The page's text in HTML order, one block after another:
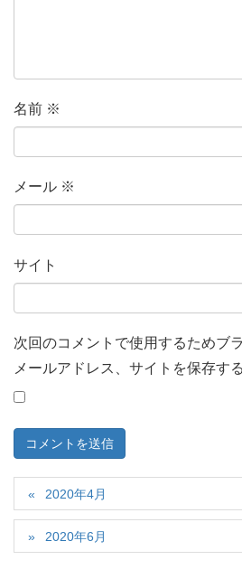
名前 ※
メール ※
サイト
次回のコメントで使用するためブ
メールアドレス、サイトを保存する
2020年4月
2020年6月